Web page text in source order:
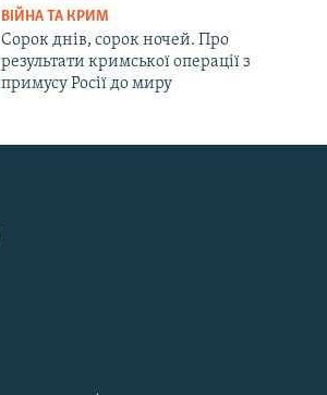
ВІЙНА ТА КРИМ
Сорок днів, сорок ночей. Про
результати кримської операції з
примусу Росії до миру